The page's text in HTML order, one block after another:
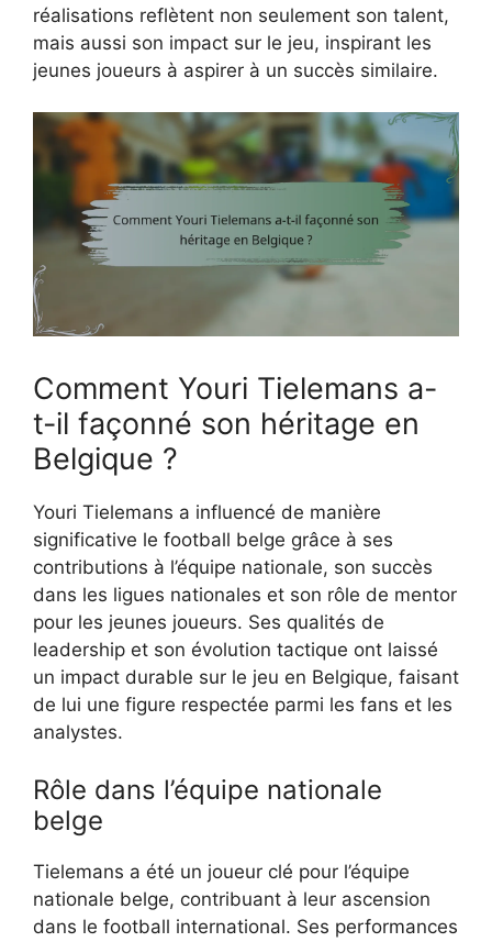
réalisations reflètent non seulement son talent,
mais aussi son impact sur le jeu, inspirant les
jeunes joueurs à aspirer à un succès similaire.
Comment Youri Tielemans a-
t-il façonné son héritage en
Belgique ?
Youri Tielemans a influencé de manière
significative le football belge grâce à ses
contributions à l’équipe nationale, son succès
dans les ligues nationales et son rôle de mentor
pour les jeunes joueurs. Ses qualités de
leadership et son évolution tactique ont laissé
un impact durable sur le jeu en Belgique, faisant
de lui une figure respectée parmi les fans et les
analystes.
Rôle dans l’équipe nationale
belge
Tielemans a été un joueur clé pour l’équipe
nationale belge, contribuant à leur ascension
dans le football international. Ses performances